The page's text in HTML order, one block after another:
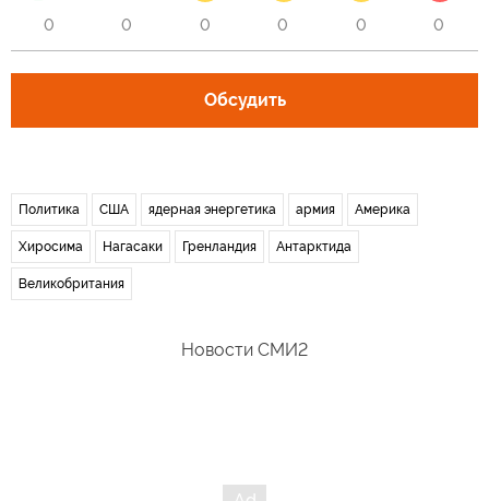
0 0 0 0 0 0
Обсудить
Политика США ядерная энергетика армия Америка
Хиросима Нагасаки Гренландия Антарктида
Великобритания
Новости СМИ2